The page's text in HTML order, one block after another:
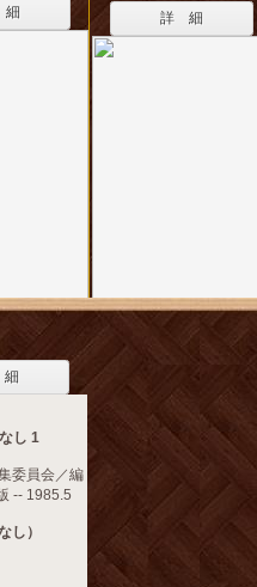
詳 細
し 1
委員会／編
-- 1985.5
し）